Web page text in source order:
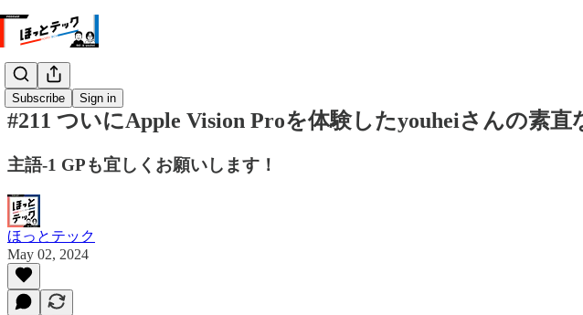
Subscribe Sign in
#211 ついにApple Vision Proを体験したyouheiさんの素直
主語-1 GPも宜しくお願いします！
ほっとテック
May 02, 2024